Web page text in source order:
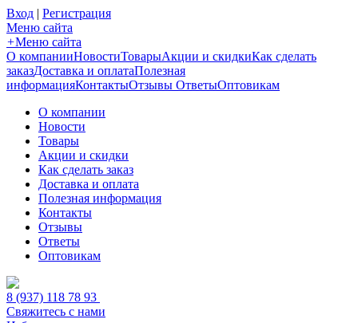
Вход | Регистрация
Меню сайта
+Меню сайта
О компанииНовостиТоварыАкции и скидкиКак сделать
заказДоставка и оплатаПолезная
информацияКонтактыОтзывы ОтветыОптовикам
О компании
Новости
Товары
Акции и скидки
Как сделать заказ
Доставка и оплата
Полезная информация
Контакты
Отзывы
Ответы
Оптовикам
8 (937) 118 78 93
Свяжитесь с нами